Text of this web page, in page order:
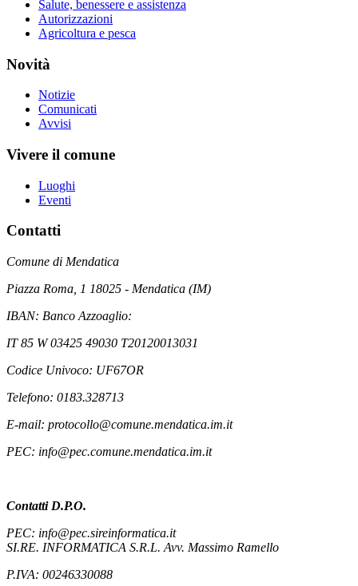
Salute, benessere e assistenza
Autorizzazioni
Agricoltura e pesca
Novità
Notizie
Comunicati
Avvisi
Vivere il comune
Luoghi
Eventi
Contatti
Comune di Mendatica
Piazza Roma, 1 18025 - Mendatica (IM)
IBAN: Banco Azzoaglio:
IT 85 W 03425 49030 T20120013031
Codice Univoco: UF67OR
Telefono: 0183.328713
E-mail: protocollo@comune.mendatica.im.it
PEC: info@pec.comune.mendatica.im.it
Contatti D.P.O.
PEC: info@pec.sireinformatica.it
SI.RE. INFORMATICA S.R.L. Avv. Massimo Ramello
P.IVA: 00246330088